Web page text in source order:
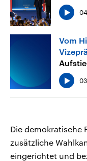
Vom
Die demokratische
zusätzliche
eingerichtet und